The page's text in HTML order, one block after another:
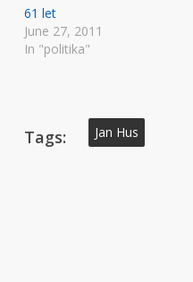
61 let
June 27, 2011
In "politika"
Tags: Jan Hus